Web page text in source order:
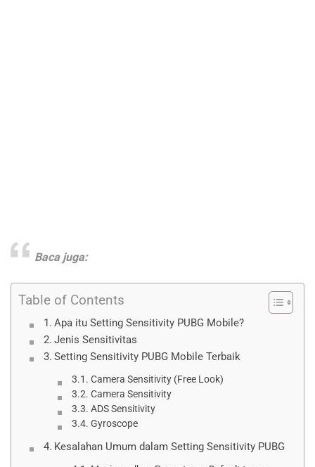
Baca juga:
Table of Contents
Apa itu Setting Sensitivity PUBG Mobile?
Jenis Sensitivitas
Setting Sensitivity PUBG Mobile Terbaik
Camera Sensitivity (Free Look)
Camera Sensitivity
ADS Sensitivity
Gyroscope
Kesalahan Umum dalam Setting Sensitivity PUBG